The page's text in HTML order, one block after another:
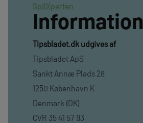
SpilXperten
Information
TIpsbladet.dk udgives af
Tipsbladet ApS
Sankt Annæ Plads 28
1250 København K
Denmark (DK)
CVR 35 41 57 93